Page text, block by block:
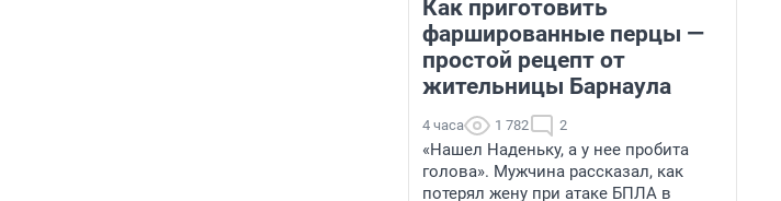
Как приготовить
фаршированные перцы —
простой рецепт от
жительницы Барнаула
4 часа 1 782 2
«Нашел Наденьку, а у нее пробита
голова». Мужчина рассказал, как
потерял жену при атаке БПЛА в